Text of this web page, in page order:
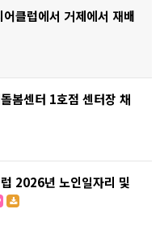
클럽에서 거제에서 재배
봄센터 1호점 센터장 채
2026년 노인일자리 및